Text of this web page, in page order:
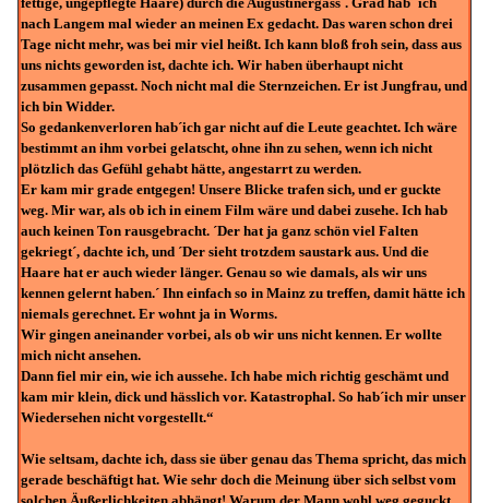
nach Langem mal wieder an meinen Ex gedacht. Das waren schon drei
Tage nicht mehr, was bei mir viel heißt. Ich kann bloß froh sein, dass aus
uns nichts geworden ist, dachte ich. Wir haben überhaupt nicht
zusammen gepasst. Noch nicht mal die Sternzeichen. Er ist Jungfrau, und
ich bin Widder.
So gedankenverloren hab´ich gar nicht auf die Leute geachtet. Ich wäre
bestimmt an ihm vorbei gelatscht, ohne ihn zu sehen, wenn ich nicht
plötzlich das Gefühl gehabt hätte, angestarrt zu werden.
Er kam mir grade entgegen! Unsere Blicke trafen sich, und er guckte
weg. Mir war, als ob ich in einem Film wäre und dabei zusehe. Ich hab
auch keinen Ton rausgebracht. ´Der hat ja ganz schön viel Falten
gekriegt´, dachte ich, und ´Der sieht trotzdem saustark aus. Und die
Haare hat er auch wieder länger. Genau so wie damals, als wir uns
kennen gelernt haben.´ Ihn einfach so in Mainz zu treffen, damit hätte ich
niemals gerechnet. Er wohnt ja in Worms.
Wir gingen aneinander vorbei, als ob wir uns nicht kennen. Er wollte
mich nicht ansehen.
Dann fiel mir ein, wie ich aussehe. Ich habe mich richtig geschämt und
kam mir klein, dick und hässlich vor. Katastrophal. So hab´ich mir unser
Wiedersehen nicht vorgestellt.“
Wie seltsam, dachte ich, dass sie über genau das Thema spricht, das mich
gerade beschäftigt hat. Wie sehr doch die Meinung über sich selbst vom